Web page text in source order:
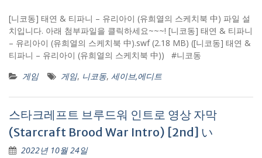
[니코동] 태연 & 티파니 – 유리아이 (유희열의 스케치북 中) 파일 설
치입니다. 아래 첨부파일을 클릭하세요~~~! [니코동] 태연 & 티파니
– 유리아이 (유희열의 스케치북 中).swf (2.18 MB) ([니코동] 태연 &
티파니 – 유리아이 (유희열의 스케치북 中)) #니코동
게임
게임, 니코동, 세이브,에디트
스타크레프트 브루드워 인트로 영상 자막
(Starcraft Brood War Intro) [2nd] い
2022년 10월 24일